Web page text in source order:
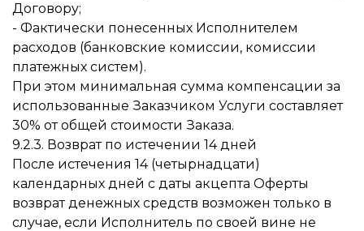
Договору;
- Фактически понесенных Исполнителем
расходов (банковские комиссии, комиссии
платежных систем).
При этом минимальная сумма компенсации за
использованные Заказчиком Услуги составляет
30% от общей стоимости Заказа.
9.2.3. Возврат по истечении 14 дней
После истечения 14 (четырнадцати)
календарных дней с даты акцепта Оферты
возврат денежных средств возможен только в
случае, если Исполнитель по своей вине не